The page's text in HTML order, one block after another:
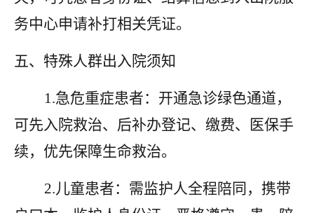
务中心申请补打相关凭证。
五、特殊人群出入院须知
1.急危重症患者：开通急诊绿色通道，
可先入院救治、后补办登记、缴费、医保手
续，优先保障生命救治。
2.儿童患者：需监护人全程陪同，携带